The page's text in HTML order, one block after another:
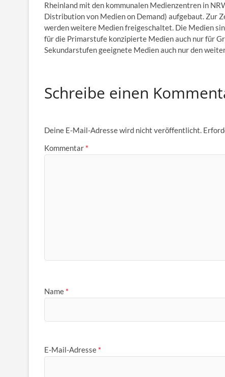
Rheinland mit den kommunalen Medienzentren in
Distribution von Medien on Demand) aufgebaut. Zur
werden weitere Medien freigeschaltet. Die Medien
für die Primarstufe konzipierte Medien auch nur für
Sekundarstufen geeignete Medien auch nur den
Schreibe einen
Deine E-Mail-Adresse wird nicht veröffentlicht.
Kommentar *
Name *
E-Mail-Adresse *